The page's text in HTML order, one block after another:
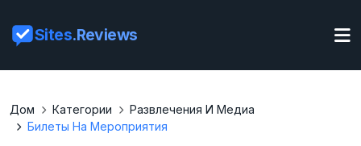
Sites.Reviews
Дом Категории
Развлечения И Медиа
Билеты На Мероприятия